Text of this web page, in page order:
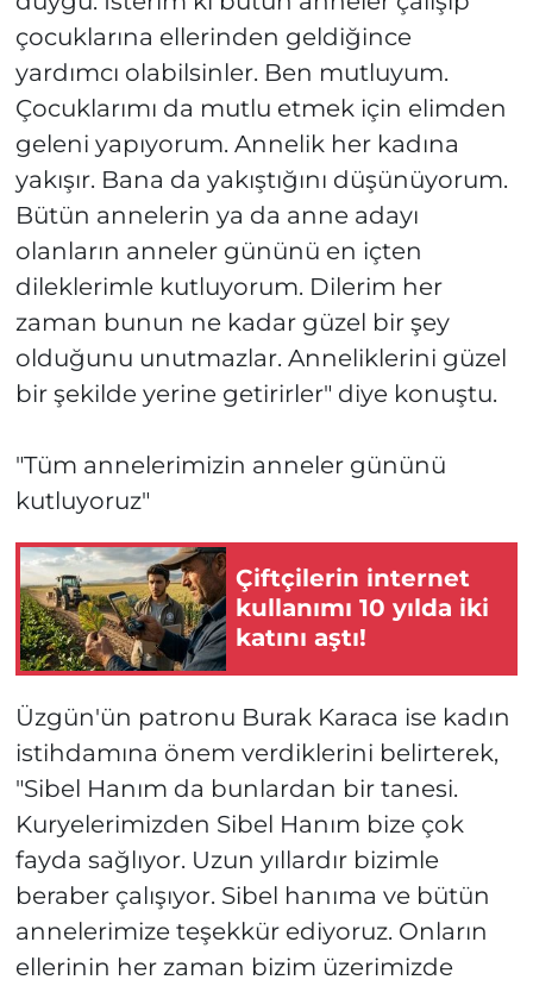
çocuklarına ellerinden geldiğince
yardımcı olabilsinler. Ben mutluyum.
Çocuklarımı da mutlu etmek için elimden
geleni yapıyorum. Annelik her kadına
yakışır. Bana da yakıştığını düşünüyorum.
Bütün annelerin ya da anne adayı
olanların anneler gününü en içten
dileklerimle kutluyorum. Dilerim her
zaman bunun ne kadar güzel bir şey
olduğunu unutmazlar. Anneliklerini güzel
bir şekilde yerine getirirler" diye konuştu.
"Tüm annelerimizin anneler gününü
kutluyoruz"
Çiftçilerin internet
kullanımı 10 yılda iki
katını aştı!
Üzgün'ün patronu Burak Karaca ise kadın
istihdamına önem verdiklerini belirterek,
"Sibel Hanım da bunlardan bir tanesi.
Kuryelerimizden Sibel Hanım bize çok
fayda sağlıyor. Uzun yıllardır bizimle
beraber çalışıyor. Sibel hanıma ve bütün
annelerimize teşekkür ediyoruz. Onların
ellerinin her zaman bizim üzerimizde